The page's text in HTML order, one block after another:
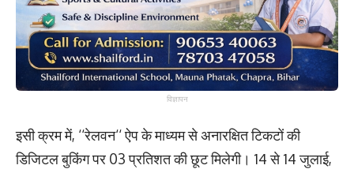
विज्ञापन
इसी क्रम में, ‘‘रेलवन‘‘ ऐप के माध्यम से अनारक्षित टिकटों की
डिजिटल बुकिंग पर 03 प्रतिशत की छूट मिलेगी। 14 से 14 जुलाई,